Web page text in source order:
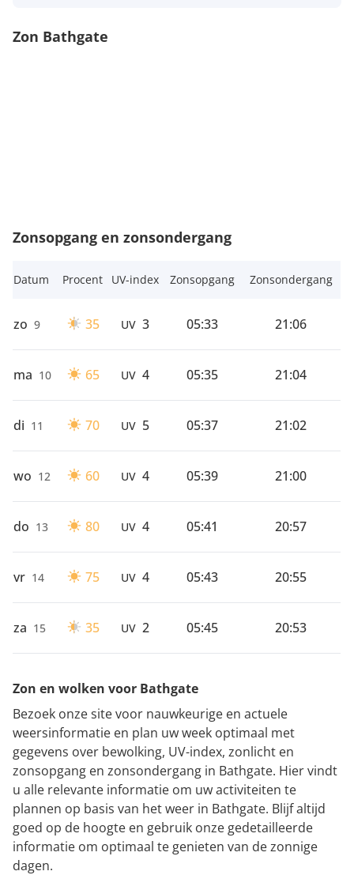
Zon Bathgate
Zonsopgang en zonsondergang
Datum Procent UV-index Zonsopgang Zonsondergang
zo 9 35 UV 3 05:33 21:06
ma 10 65 UV 4 05:35 21:04
di 11 70 UV 5 05:37 21:02
wo 12 60 UV 4 05:39 21:00
do 13 80 UV 4 05:41 20:57
vr 14 75 UV 4 05:43 20:55
za 15 35 UV 2 05:45 20:53
Zon en wolken voor Bathgate
Bezoek onze site voor nauwkeurige en actuele
weersinformatie en plan uw week optimaal met
gegevens over bewolking, UV-index, zonlicht en
zonsopgang en zonsondergang in Bathgate. Hier vindt
u alle relevante informatie om uw activiteiten te
plannen op basis van het weer in Bathgate. Blijf altijd
goed op de hoogte en gebruik onze gedetailleerde
informatie om optimaal te genieten van de zonnige
dagen.